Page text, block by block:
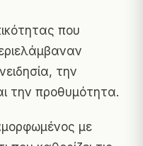
που
την
την προθυμότητα.
με